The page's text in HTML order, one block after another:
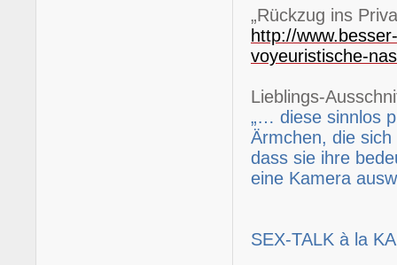
„Rückzug ins
http://
voyeuristische-
Lieblings-
„… diese sinnlos
Ärmchen, die
dass sie ihre
eine Kamera
SEX-TALK à la